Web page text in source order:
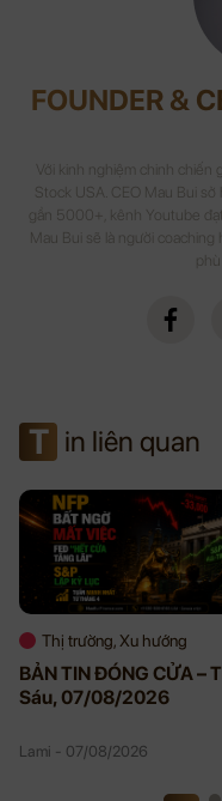
FOUNDER &
Với kinh nghiệm chinh chiến
Stock USA. CEO Mau Bui
gần 5000+, kênh Youtube
Mau Bui sẽ là người
T in liên quan
Thị trường, Xu hướng
BẢN TIN ĐÓNG CỬA –
Sáu, 07/08/2026
Lami - 07/08/2026